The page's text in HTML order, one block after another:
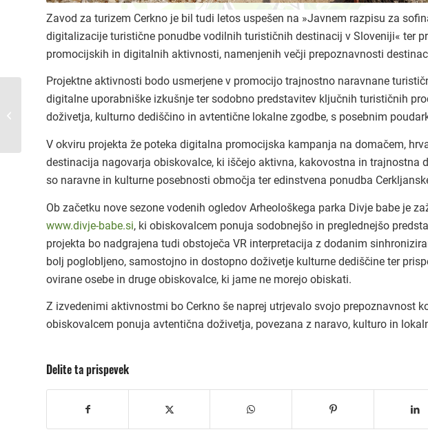
Zavod za turizem Cerkno je bil tudi letos uspešen na »Javnem razpisu za
digitalizacije turistične ponudbe vodilnih turističnih destinacij v Sloveniji« ter
promocijskih in digitalnih aktivnosti, namenjenih večji prepoznavnosti
Projektne aktivnosti bodo usmerjene v promocijo trajnostno naravnane
digitalne uporabniške izkušnje ter sodobno predstavitev ključnih turističnih
doživetja, kulturno dediščino in avtentične lokalne zgodbe, s posebnim
V okviru projekta že poteka digitalna promocijska kampanja na domačem,
destinacija nagovarja obiskovalce, ki iščejo aktivna, kakovostna in trajnostna
so naravne in kulturne posebnosti območja ter edinstvena ponudba
Ob začetku nove sezone vodenih ogledov Arheološkega parka Divje babe je
www.divje-babe.si, ki obiskovalcem ponuja sodobnejšo in preglednejšo
projekta bo nadgrajena tudi obstoječa VR interpretacija z dodanim
bolj poglobljeno, samostojno in dostopno doživetje kulturne dediščine ter
ovirane osebe in druge obiskovalce, ki jame ne morejo obiskati.
Z izvedenimi aktivnostmi bo Cerkno še naprej utrjevalo svojo prepoznavnost
obiskovalcem ponuja avtentična doživetja, povezana z naravo, kulturo in
Delite ta prispevek
Gasilska tombola
Cerkno